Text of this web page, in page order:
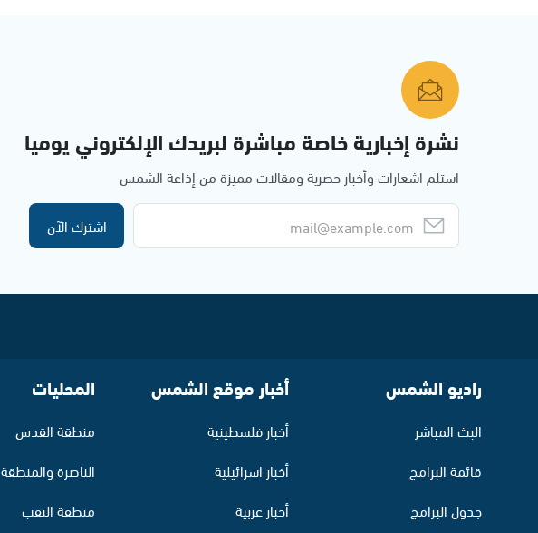
نشرة إخبارية خاصة مباشرة لبريدك الإلكتروني يوميا
استلم اشعارات وأخبار حصرية ومقالات مميزة من إذاعة الشمس
اشترك الآن
راديو الشمس
البث المباشر
قائمة البرامج
جدول البرامج
أخبار موقع الشمس
أخبار فلسطينية
أخبار اسرائيلية
أخبار عربية
المحليات
منطقة القدس
الناصرة والمنطقة
منطقة النقب